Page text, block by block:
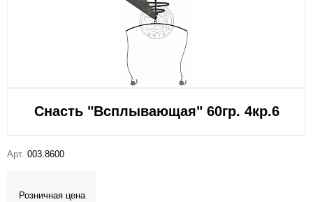
Снасть "Всплывающая" 60гр. 4кр.6
Арт. 003.8600
Розничная цена